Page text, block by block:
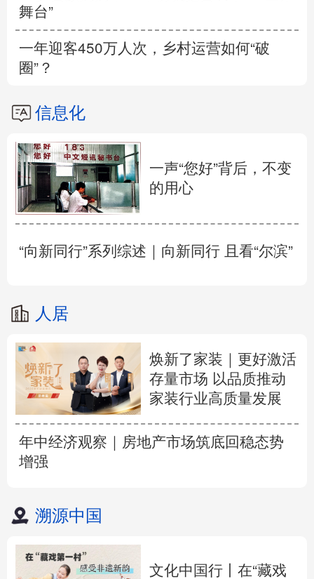
舞台”
一年迎客450万人次，乡村运营如何“破
圈”？
信息化
一声“您好”背后，不变
的用心
“向新同行”系列综述｜向新同行 且看“尔滨”
人居
焕新了家装｜更好激活
存量市场 以品质推动
家装行业高质量发展
年中经济观察｜房地产市场筑底回稳态势
增强
溯源中国
文化中国行丨在“藏戏